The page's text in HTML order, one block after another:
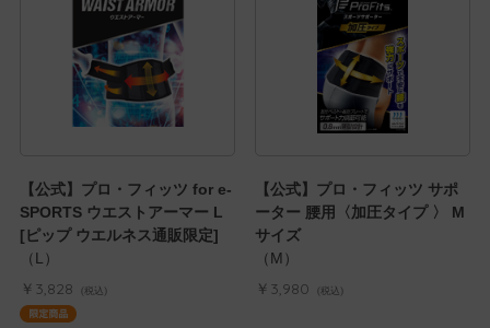
【公式】プロ・フィッツ for e-
SPORTS ウエストアーマー L
[ピップ ウエルネス通販限定]
（L）
￥3,828 (税込)
【公式】プロ・フィッツ サポ
ーター 腰用〈加圧タイプ 〉 M
サイズ
（M）
￥3,980 (税込)